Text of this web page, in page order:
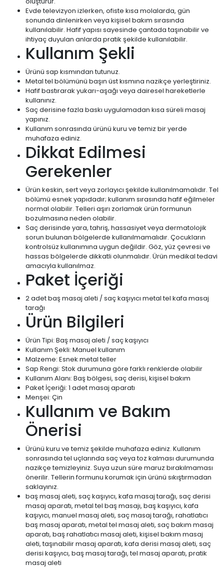
Evde televizyon izlerken, ofiste kısa molalarda, gün
sonunda dinlenirken veya kişisel bakım sırasında
kullanılabilir. Hafif yapısı sayesinde çantada taşınabilir ve
ihtiyaç duyulan anlarda pratik şekilde kullanılabilir.
Kullanım Şekli
Ürünü sap kısmından tutunuz.
Metal tel bölümünü başın üst kısmına nazikçe yerleştiriniz.
Hafif bastırarak yukarı-aşağı veya dairesel hareketlerle
kullanınız.
Saç derisine fazla baskı uygulamadan kısa süreli masaj
yapınız.
Kullanım sonrasında ürünü kuru ve temiz bir yerde
muhafaza ediniz.
Dikkat Edilmesi
Gerekenler
Ürün keskin, sert veya zorlayıcı şekilde kullanılmamalıdır. Tel
bölümü esnek yapıdadır; kullanım sırasında hafif eğilmeler
normal olabilir. Telleri aşırı zorlamak ürün formunun
bozulmasına neden olabilir.
Saç derisinde yara, tahriş, hassasiyet veya dermatolojik
sorun bulunan bölgelerde kullanılmamalıdır. Çocukların
kontrolsüz kullanımına uygun değildir. Göz, yüz çevresi ve
hassas bölgelerde dikkatli olunmalıdır. Ürün medikal tedavi
amacıyla kullanılmaz.
Paket İçeriği
2 adet baş masaj aleti / saç kaşıyıcı metal tel kafa masaj
tarağı
Ürün Bilgileri
Ürün Tipi: Baş masaj aleti / saç kaşıyıcı
Kullanım Şekli: Manuel kullanım
Malzeme: Esnek metal teller
Sap Rengi: Stok durumuna göre farklı renklerde olabilir
Kullanım Alanı: Baş bölgesi, saç derisi, kişisel bakım
Paket İçeriği: 1 adet masaj aparatı
Menşei: Çin
Kullanım ve Bakım
Önerisi
Ürünü kuru ve temiz şekilde muhafaza ediniz. Kullanım
sonrasında tel uçlarında saç veya toz kalması durumunda
nazikçe temizleyiniz. Suya uzun süre maruz bırakılmaması
önerilir. Tellerin formunu korumak için ürünü sıkıştırmadan
saklayınız.
baş masaj aleti, saç kaşıyıcı, kafa masaj tarağı, saç derisi
masaj aparatı, metal tel baş masajı, baş kaşıyıcı, kafa
kaşıyıcı, manuel masaj aleti, saç masaj tarağı, rahatlatıcı
baş masaj aparatı, metal tel masaj aleti, saç bakım masaj
aparatı, baş rahatlatıcı masaj aleti, kişisel bakım masaj
aleti, taşınabilir masaj aparatı, kafa derisi masaj aleti, saç
derisi kaşıyıcı, baş masaj tarağı, tel masaj aparatı, pratik
masaj aleti